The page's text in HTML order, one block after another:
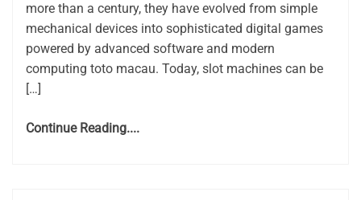
more than a century, they have evolved from simple
mechanical devices into sophisticated digital games
powered by advanced software and modern
computing toto macau. Today, slot machines can be
[…]
Continue Reading....